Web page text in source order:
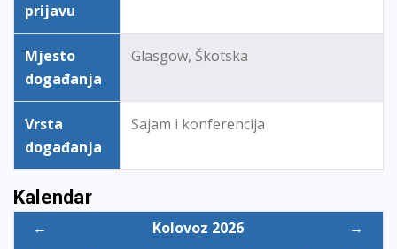
prijavu
Mjesto
događanja
Glasgow, Škotska
Vrsta
događanja
Sajam i konferencija
Kalendar
← Kolovoz 2026
→